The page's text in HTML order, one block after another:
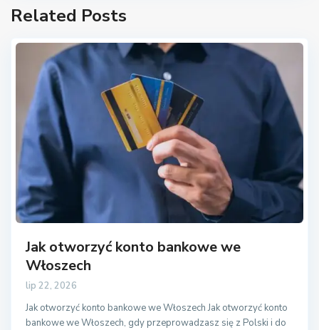
Related Posts
Jak otworzyć konto bankowe we
Włoszech
lip 22, 2026
Jak otworzyć konto bankowe we Włoszech Jak otworzyć konto
bankowe we Włoszech, gdy przeprowadzasz się z Polski i do